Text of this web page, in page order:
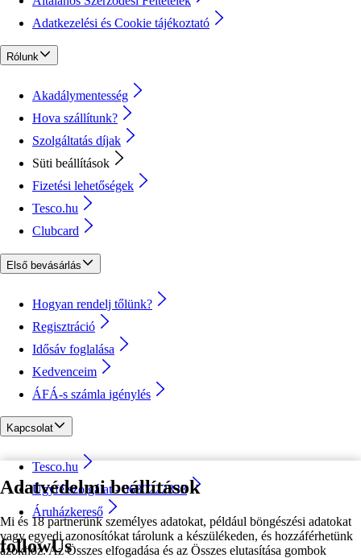
Adatvédelmi beállítások
Mi és 18 partnerünk személyes adatokat, például böngészési adatokat
vagy egyedi azonosítókat tárolunk a készülékeden, és hozzáférhetünk
azokhoz. Az Összes elfogadása és az Összes elutasítása gombok
Adatkezelési és Cookie tájékoztató
Rólunk
Akadálymentesség
Hova szállítunk?
Szolgáltatás díjak
Süti beállítások
Fizetési lehetőségek
Tesco.hu
Clubcard
Első bevásárlás
Hogyan rendelj tőlünk?
Regisztráció
Idősáv foglalása
Kedvenceim
ÁFÁ-s számla igénylés
Kapcsolat
Tesco.hu
Ügyfélszolgálat - 0680222333
Áruházkereső
followUs